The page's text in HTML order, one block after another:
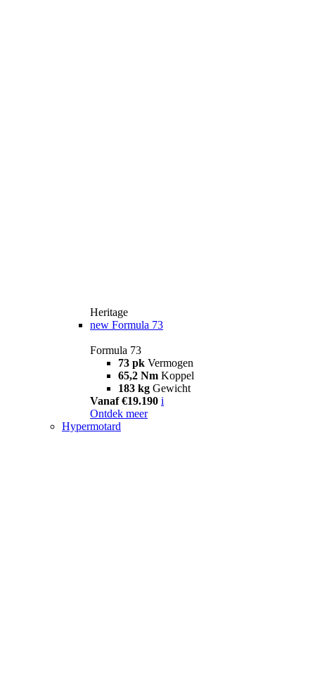
Heritage
new Formula 73
Formula 73
73 pk Vermogen
65,2 Nm Koppel
183 kg Gewicht
Vanaf €19.190 i
Ontdek meer
Hypermotard